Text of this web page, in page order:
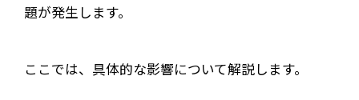
題が発生します。
ここでは、具体的な影響について解説します。